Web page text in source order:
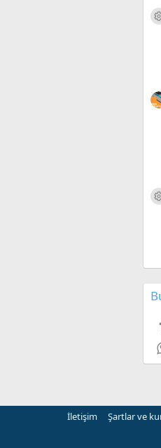
İletişim Şartlar ve